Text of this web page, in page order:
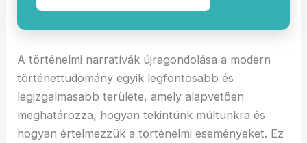
A történelmi narratívák újragondolása a modern
történettudomány egyik legfontosabb és
legizgalmasabb területe, amely alapvetően
meghatározza, hogyan tekintünk múltunkra és
hogyan értelmezzük a történelmi eseményeket. Ez